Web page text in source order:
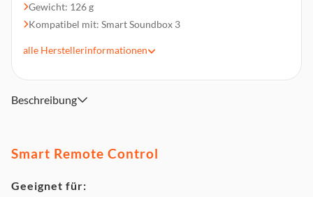
Gewicht: 126 g
Kompatibel mit: Smart Soundbox 3
alle Herstellerinformationen
Beschreibung
Smart Remote Control
Geeignet für: